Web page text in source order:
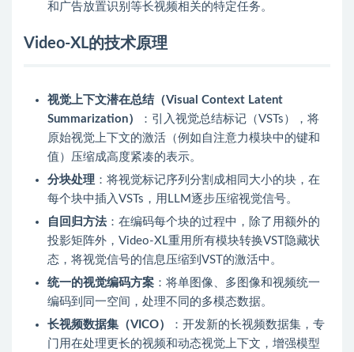
和广告放置识别等长视频相关的特定任务。
Video-XL的技术原理
视觉上下文潜在总结（Visual Context Latent
Summarization）
：引入视觉总结标记（VSTs），将
原始视觉上下文的激活（例如自注意力模块中的键和
值）压缩成高度紧凑的表示。
分块处理 ：将视觉标记序列分割成相同大小的块，在
每个块中插入VSTs，用LLM逐步压缩视觉信号。
自回归方法：在编码每个块的过程中，除了用额外的
投影矩阵外，Video-XL重用所有模块转换VST隐藏状
态，将视觉信号的信息压缩到VST的激活中。
统一的视觉编码方案 ：将单图像、多图像和视频统一
编码到同一空间，处理不同的多模态数据。
长视频数据集（VICO）
：开发新的长视频数据集，专
门用在处理更长的视频和动态视觉上下文，增强模型